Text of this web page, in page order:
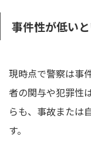
事件性が低い
現時点で警察は事
者の関与や犯罪性
らも、事故または
す。